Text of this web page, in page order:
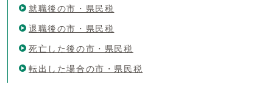
就職後の市・県民税
退職後の市・県民税
死亡した後の市・県民税
転出した場合の市・県民税